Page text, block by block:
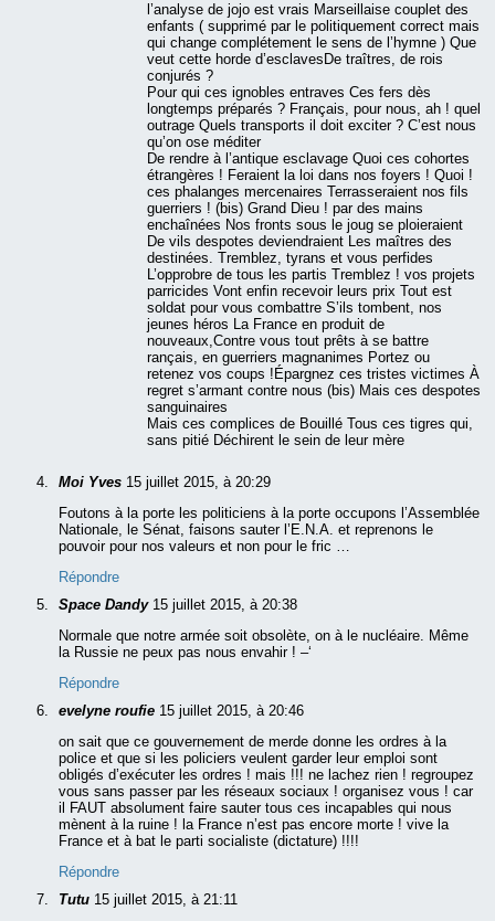
l’analyse de jojo est vrais Marseillaise couplet des
enfants ( supprimé par le politiquement correct mais
qui change complétement le sens de l’hymne ) Que
veut cette horde d’esclavesDe traîtres, de rois
conjurés ?
Pour qui ces ignobles entraves Ces fers dès
longtemps préparés ? Français, pour nous, ah ! quel
outrage Quels transports il doit exciter ? C’est nous
qu’on ose méditer
De rendre à l’antique esclavage Quoi ces cohortes
étrangères ! Feraient la loi dans nos foyers ! Quoi !
ces phalanges mercenaires Terrasseraient nos fils
guerriers ! (bis) Grand Dieu ! par des mains
enchaînées Nos fronts sous le joug se ploieraient
De vils despotes deviendraient Les maîtres des
destinées. Tremblez, tyrans et vous perfides
L’opprobre de tous les partis Tremblez ! vos projets
parricides Vont enfin recevoir leurs prix Tout est
soldat pour vous combattre S’ils tombent, nos
jeunes héros La France en produit de
nouveaux,Contre vous tout prêts à se battre
rançais, en guerriers magnanimes Portez ou
retenez vos coups !Épargnez ces tristes victimes À
regret s’armant contre nous (bis) Mais ces despotes
sanguinaires
Mais ces complices de Bouillé Tous ces tigres qui,
sans pitié Déchirent le sein de leur mère
Moi Yves 15 juillet 2015, à 20:29
Foutons à la porte les politiciens à la porte occupons l’Assemblée
Nationale, le Sénat, faisons sauter l’E.N.A. et reprenons le
pouvoir pour nos valeurs et non pour le fric …
Répondre
Space Dandy 15 juillet 2015, à 20:38
Normale que notre armée soit obsolète, on à le nucléaire. Même
la Russie ne peux pas nous envahir ! –‘
Répondre
evelyne roufie 15 juillet 2015, à 20:46
on sait que ce gouvernement de merde donne les ordres à la
police et que si les policiers veulent garder leur emploi sont
obligés d’exécuter les ordres ! mais !!! ne lachez rien ! regroupez
vous sans passer par les réseaux sociaux ! organisez vous ! car
il FAUT absolument faire sauter tous ces incapables qui nous
mènent à la ruine ! la France n’est pas encore morte ! vive la
France et à bat le parti socialiste (dictature) !!!!
Répondre
Tutu 15 juillet 2015, à 21:11